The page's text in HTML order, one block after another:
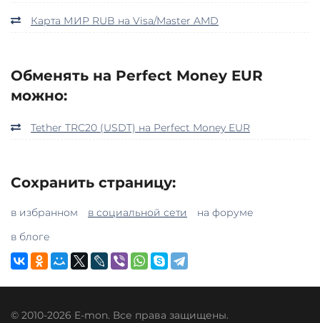
Карта МИР RUB на Visa/Master AMD
Обменять на Perfect Money EUR
можно:
Tether TRC20 (USDT) на Perfect Money EUR
Сохранить страницу:
в избранном в социальной сети
на форуме
в блоге
© 2010-2026 E-mon. Все права защищены.